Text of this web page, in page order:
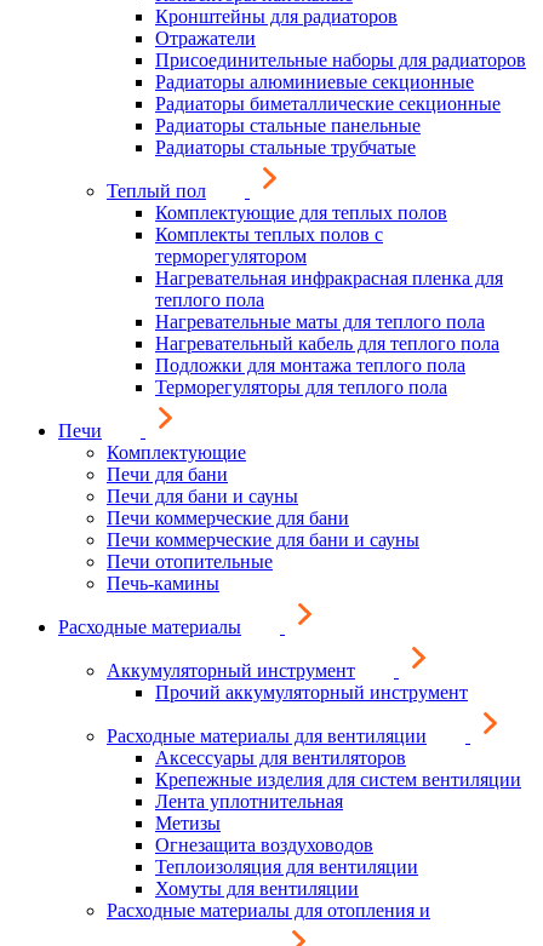
Кронштейны для радиаторов
Отражатели
Присоединительные наборы для радиаторов
Радиаторы алюминиевые секционные
Радиаторы биметаллические секционные
Радиаторы стальные панельные
Радиаторы стальные трубчатые
Теплый пол
Комплектующие для теплых полов
Комплекты теплых полов с
терморегулятором
Нагревательная инфракрасная пленка для
теплого пола
Нагревательные маты для теплого пола
Нагревательный кабель для теплого пола
Подложки для монтажа теплого пола
Терморегуляторы для теплого пола
Печи
Комплектующие
Печи для бани
Печи для бани и сауны
Печи коммерческие для бани
Печи коммерческие для бани и сауны
Печи отопительные
Печь-камины
Расходные материалы
Аккумуляторный инструмент
Прочий аккумуляторный инструмент
Расходные материалы для вентиляции
Аксессуары для вентиляторов
Крепежные изделия для систем вентиляции
Лента уплотнительная
Метизы
Огнезащита воздуховодов
Теплоизоляция для вентиляции
Хомуты для вентиляции
Расходные материалы для отопления и